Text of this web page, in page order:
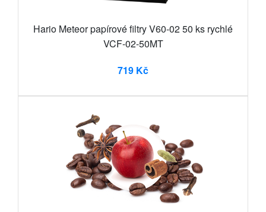
Hario Meteor papírové filtry V60-02 50 ks rychlé
VCF-02-50MT
719 Kč